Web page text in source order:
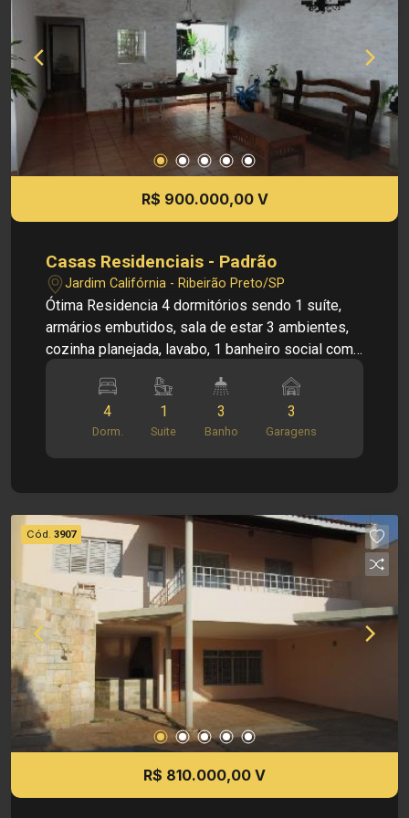
R$ 900.000,00 V
Casas Residenciais - Padrão
Jardim Califórnia - Ribeirão Preto/SP
Ótima Residencia 4 dormitórios sendo 1 suíte,
armários embutidos, sala de estar 3 ambientes,
cozinha planejada, lavabo, 1 banheiro social com
inverno, 5 ventiladores, piso frio, piscina,3 vagas
de garagem. Aceita propostas.
4
Dorm.
1
Suite
3
Banho
3
Garagens
Cód. 3907
R$ 810.000,00 V